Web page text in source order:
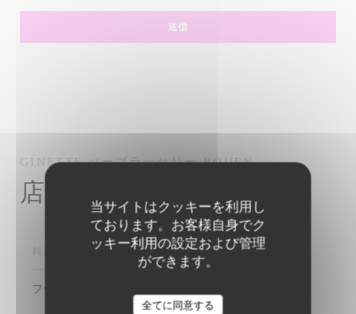
当サイトはクッキーを利用し
ております。お客様自身でク
ッキー利用の設定および管理
ができます。
全てに同意する
GINETTEバーブラッセリーROUEN
店舗情報
フランス語